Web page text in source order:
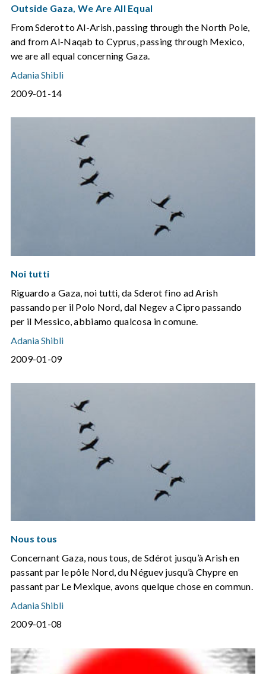
Outside Gaza, We Are All Equal
From Sderot to Al-Arish, passing through the North Pole,
and from Al-Naqab to Cyprus, passing through Mexico,
we are all equal concerning Gaza.
Adania Shibli
2009-01-14
Noi tutti
Riguardo a Gaza, noi tutti, da Sderot fino ad Arish
passando per il Polo Nord, dal Negev a Cipro passando
per il Messico, abbiamo qualcosa in comune.
Adania Shibli
2009-01-09
Nous tous
Concernant Gaza, nous tous, de Sdérot jusqu’à Arish en
passant par le pôle Nord, du Néguev jusqu’à Chypre en
passant par Le Mexique, avons quelque chose en commun.
Adania Shibli
2009-01-08